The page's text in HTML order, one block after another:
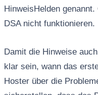
HinweisHelden
DSA nicht funktionieren.
Damit die Hinweise
klar sein, wann das
Hoster über die